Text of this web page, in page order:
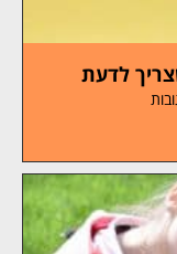
לדעת